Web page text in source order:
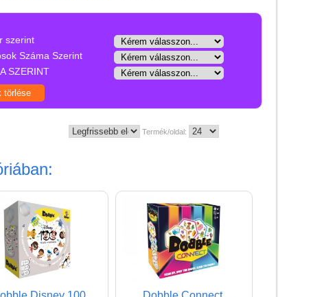
szerint
Száma Szerint
SZERINT
Termék/oldal:
Gyerekszoba
Intelligens gyurma
Kerti játékok
Licenszes TOP
gyerekajándékok
Logikai játékok
LOGICO